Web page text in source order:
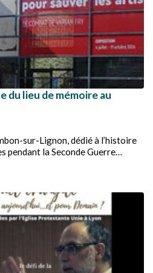
du lieu de mémoire au
sur-Lignon, dédié à l’histoire
pendant la Seconde Guerre
exposition "Treize mois pour
de Varian Fry", des rencontres